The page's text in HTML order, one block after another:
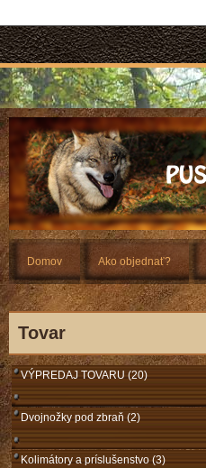
Domov Ako objednať?
Tovar
VÝPREDAJ TOVARU (20)
Dvojnožky pod zbraň (2)
Kolimátory a príslušenstvo (3)